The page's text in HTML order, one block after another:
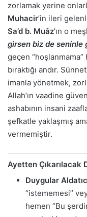
zorlamak yerine
Muhacir’in ileri
Sa’d b. Muâz’ın o
girsen biz de seninle
geçen
bıraktığı andır.
imanla yönetmek,
Allah’ın vaadine
ashabının insani
şefkatle yaklaşmış
vermemiştir.
Ayetten Çıkarılacak
Duygular
“istememesi”
hemen “Bu